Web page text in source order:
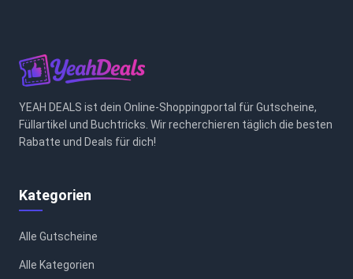
YEAH DEALS ist dein Online-Shoppingportal für Gutscheine,
Füllartikel und Buchtricks. Wir recherchieren täglich die besten
Rabatte und Deals für dich!
Kategorien
Alle Gutscheine
Alle Kategorien